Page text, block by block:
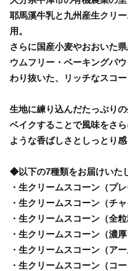
耶馬溪牛乳と九州産生クリ
用。
さらに国産小麦やおおいた
ウムフリー・ベーキングパ
わり抜いた、リッチなスコー
生地に練り込んだたっぷり
ベイクすることで風味をさ
ような香ばしさとしっとり感
◆以下の7種類をお届けいた
・生クリームスコーン（プレ
・生クリームスコーン（チャ
・生クリームスコーン（全粒
・生クリームスコーン（濃厚
・生クリームスコーン（アー
・生クリームスコーン（コー